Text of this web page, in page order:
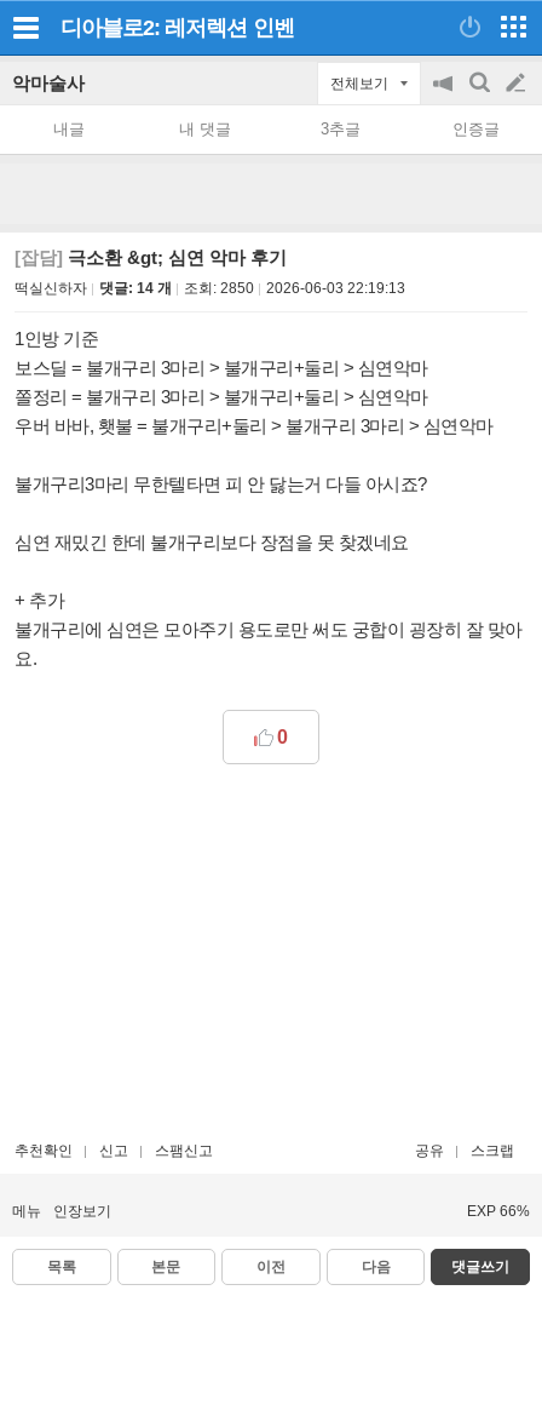
디아블로2: 레저렉션 인벤
악마술사 전체보기
공
on/off
검
색
글
쓰
내글 내 댓글 3추글 인증글
[잡담] 극소환 &gt; 심연 악마 후기
떡실신하자 댓글: 14 개 조회: 2850 2026-06-03 22:19:13
1인방 기준
보스딜 = 불개구리 3마리 > 불개구리+둘리 > 심연악마
쫄정리 = 불개구리 3마리 > 불개구리+둘리 > 심연악마
우버 바바, 횃불 = 불개구리+둘리 > 불개구리 3마리 > 심연악마
불개구리3마리 무한텔타면 피 안 닳는거 다들 아시죠?
심연 재밌긴 한데 불개구리보다 장점을 못 찾겠네요
+ 추가
불개구리에 심연은 모아주기 용도로만 써도 궁합이 굉장히 잘 맞아
요.
0
추천확인 신고 스팸신고 공유 스크랩
메뉴 인장보기 EXP 66%
목록 본문 이전 다음 댓글쓰기